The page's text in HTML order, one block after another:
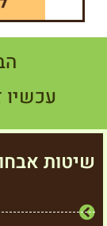
עכשיו
שיטות
בדיקת